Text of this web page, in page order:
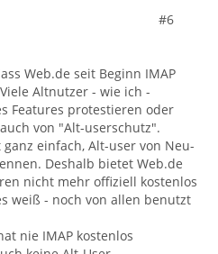
#6
Web.de seit Beginn IMAP
Altnutzer - wie ich -
Features protestieren oder
von "Alt-userschutz".
einfach, Alt-user von Neu-
Deshalb bietet Web.de
nicht mehr offiziell kostenlos
weiß - noch von allen benutzt
nie IMAP kostenlos